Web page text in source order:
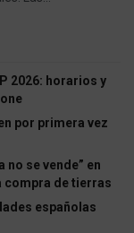
2026: horarios y
por primera vez
no se vende” en
compra de tierras
españolas